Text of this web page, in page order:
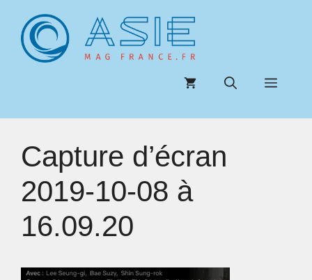
contenu
Menu
Capture d’écran
2019-10-08 à
16.09.20